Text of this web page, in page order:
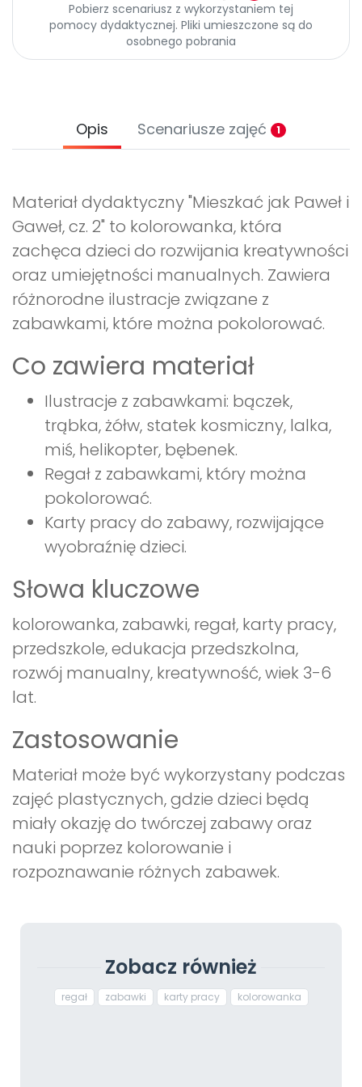
Archiwalne numery
Promocje
Pobierz scenariusz z wykorzystaniem tej
pomocy dydaktycznej. Pliki umieszczone są do
osobnego pobrania
Opis Scenariusze zajęć 1
Materiał dydaktyczny "Mieszkać jak Paweł i
Gaweł, cz. 2" to kolorowanka, która
zachęca dzieci do rozwijania kreatywności
oraz umiejętności manualnych. Zawiera
różnorodne ilustracje związane z
zabawkami, które można pokolorować.
Co zawiera materiał
Ilustracje z zabawkami: bączek,
trąbka, żółw, statek kosmiczny, lalka,
miś, helikopter, bębenek.
Regał z zabawkami, który można
pokolorować.
Karty pracy do zabawy, rozwijające
wyobraźnię dzieci.
Słowa kluczowe
kolorowanka, zabawki, regał, karty pracy,
przedszkole, edukacja przedszkolna,
rozwój manualny, kreatywność, wiek 3-6
lat.
Zastosowanie
Materiał może być wykorzystany podczas
zajęć plastycznych, gdzie dzieci będą
miały okazję do twórczej zabawy oraz
nauki poprzez kolorowanie i
rozpoznawanie różnych zabawek.
Zobacz również
regał zabawki karty pracy kolorowanka